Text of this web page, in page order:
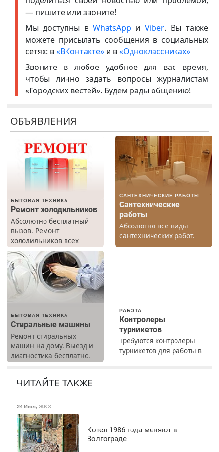
— пишите или звоните!
Мы доступны в WhatsApp иViber. Вы также
можете присылать сообщения в социальных
сетях: в«ВКонтакте»и в«Одноклассниках»
Звоните в любое удобное для вас время,
чтобы лично задать вопросы журналистам
«Городских вестей». Будем рады общению!
ОБЪЯВЛЕНИЯ
БЫТОВАЯ ТЕХНИКА
Ремонт холодильников
Абсолютно бесплатный
вызов. Ремонт
холодильников всех
марок на дому, с
гарантией. Все р-ны.
Срочно. Без выходных.
Пенсионерам – скидки до
40%. Мастер со стажем.
САНТЕХНИЧЕСКИЕ РАБОТЫ
Сантехнические
работы
Абсолютно все виды
сантехнических работ.
Быстро. Качественно.
БЫТОВАЯ ТЕХНИКА
Стиральные машины
Ремонт стиральных
машин на дому. Выезд и
диагностика бесплатно.
РАБОТА
Контролеры
турникетов
Требуются контролеры
турникетов для работы в
Ежемесячно
выплачивается денежная
ЧИТАЙТЕ ТАКЖЕ
24 Июл, ЖКХ
Котел 1986 года меняют в
Волгограде